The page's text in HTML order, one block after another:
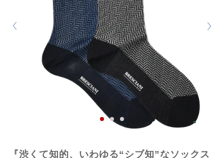
『渋くて知的、いわゆる“シブ知”なソックス